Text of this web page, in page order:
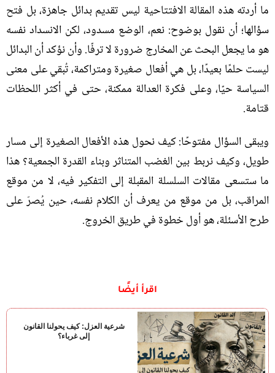
ما أردته هذه المقالة الافتتاحية ليس تقديم بدائل جاهزة، بل فتح
سؤالها؛ أن نقول بوضوح: نعم، الوضع مسدود، لكن الانسداد نفسه
هو ما يجعل البحث عن المخارج ضرورة لا ترفًا.وأن نؤكد أن البدائل
ليست حلمًا بعيدًا، بل هي أفعال صغيرة ومتراكمة، تُبقي على معنى
السياسة حيًا، وعلى فكرة العدالة ممكنة، حتى في أكثر اللحظات
قتامة.
ويبقى السؤال مفتوحًا:كيف نحول هذه الأفعال الصغيرة إلى مسار
طويل، وكيف نربط بين الغضب المتناثر وبناء القدرة الجمعية؟ هذا
ما ستسعى مقالات السلسلة المقبلة إلى التفكير فيه، لا من موقع
المراقب، بل من موقع من يعرف أن الكلام نفسه، حين يُصرّ على
طرح الأسئلة، هو أول خطوة في طريق الخروج.
اقرأ أيضًا
شرعية العزل: كيف يحولنا القانون
إلى غرباء؟